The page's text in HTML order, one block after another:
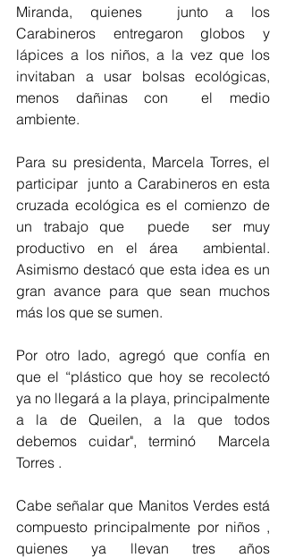
Miranda, quienes  junto a los
Carabineros entregaron globos y
lápices a los niños, a la vez que los
invitaban a usar bolsas ecológicas,
menos dañinas con  el medio
ambiente.
Para su presidenta, Marcela Torres, el
participar  junto a Carabineros en esta
cruzada ecológica es el comienzo de
un trabajo que  puede  ser muy
productivo en el área  ambiental.
Asimismo destacó que esta idea es un
gran avance para que sean muchos
más los que se sumen.
Por otro lado, agregó que confía en
que el “plástico que hoy se recolectó
ya no llegará a la playa, principalmente
a la de Queilen, a la que todos
debemos cuidar", terminó  Marcela
Torres .
Cabe señalar que Manitos Verdes está
compuesto principalmente por niños ,
quienes ya llevan tres años